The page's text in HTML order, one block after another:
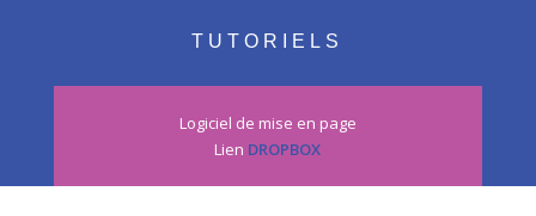
TUTORIELS
Logiciel de mise en page
Lien DROPBOX